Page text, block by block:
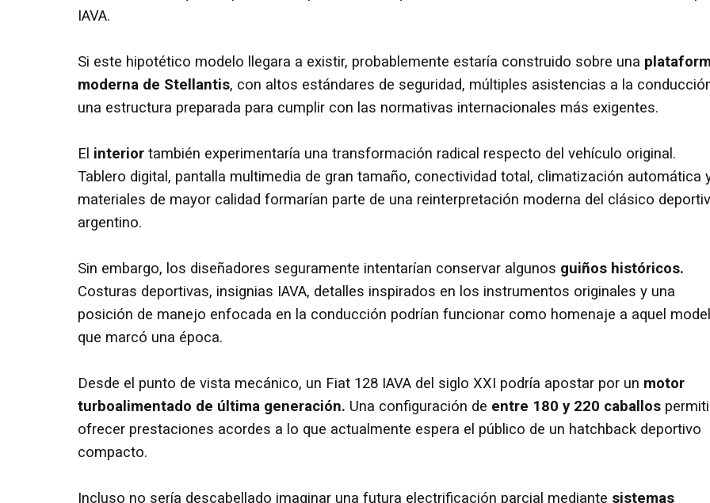
IAVA.
Si este hipotético modelo llegara a existir, probablemente estaría construido sobre una
moderna de Stellantis, con altos estándares de seguridad, múltiples asistencias a la
una estructura preparada para cumplir con las normativas internacionales más exigentes.
El interior también experimentaría una transformación radical respecto del vehículo original.
Tablero digital, pantalla multimedia de gran tamaño, conectividad total, climatización automática
materiales de mayor calidad formarían parte de una reinterpretación moderna del clásico
argentino.
Sin embargo, los diseñadores seguramente intentarían conservar algunos guiños históricos.
Costuras deportivas, insignias IAVA, detalles inspirados en los instrumentos originales y una
posición de manejo enfocada en la conducción podrían funcionar como homenaje a aquel
que marcó una época.
Desde el punto de vista mecánico, un Fiat 128 IAVA del siglo XXI podría apostar por un motor
turboalimentado de última generación. Una configuración de entre 180 y 220 caballos
ofrecer prestaciones acordes a lo que actualmente espera el público de un hatchback deportivo
compacto.
Incluso no sería descabellado imaginar una futura electrificación parcial mediante sistemas